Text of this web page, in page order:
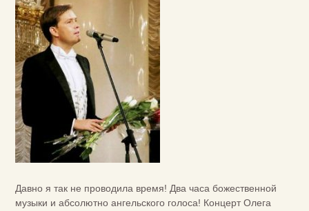
Давно я так не проводила время! Два часа божественной
музыки и абсолютно ангельского голоса! Концерт Олега